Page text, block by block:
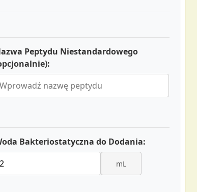
Peptydu Niestandardowego
Bakteriostatyczna do Dodania:
mL